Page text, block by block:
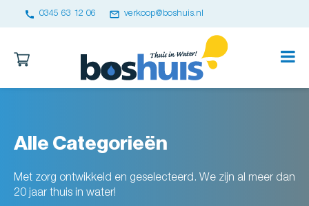
call 0345 63 12 06 email verkoop@boshuis.nl
Alle Categorieën
Met zorg ontwikkeld en geselecteerd. We zijn al meer dan
20 jaar thuis in water!